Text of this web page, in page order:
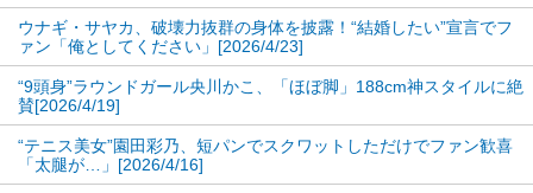
にしてみてはいかがだろうか。
次のページは【フォト】“むっちり”から筋肉女子
へ！ビキニ姿も
ウナギ・サヤカ、破壊力抜群の身体を披露！“結婚したい”宣言でフ
ァン「俺としてください」[2026/4/23]
“9頭身”ラウンドガール央川かこ、「ほぼ脚」188cm神スタイルに絶
賛[2026/4/19]
“テニス美女”園田彩乃、短パンでスクワットしただけでファン歓喜
「太腿が…」[2026/4/16]